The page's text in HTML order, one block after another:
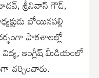
శ్రీనివాస్ గౌడ్,
బోయినపల్లి
పాఠశాలల్లో
ఇంగ్లీష్ మీడియంలో
చర్చించారు.